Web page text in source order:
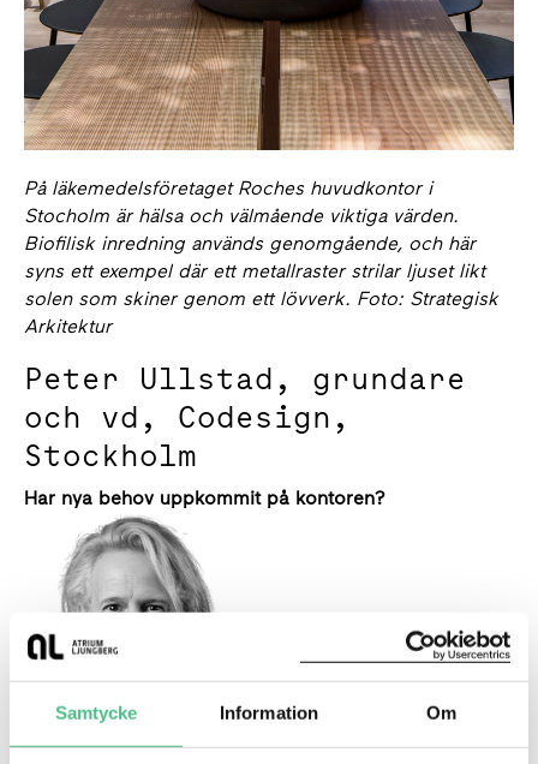
Samtycke Information Om
På läkemedelsföretaget Roches huvudkontor i
Stocholm är hälsa och välmående viktiga värden.
Biofilisk inredning används genomgående, och här
syns ett exempel där ett metallraster strilar ljuset likt
solen som skiner genom ett lövverk. Foto: Strategisk
Arkitektur
Peter Ullstad, grundare
och vd, Codesign,
Stockholm
Har nya behov uppkommit på kontoren?